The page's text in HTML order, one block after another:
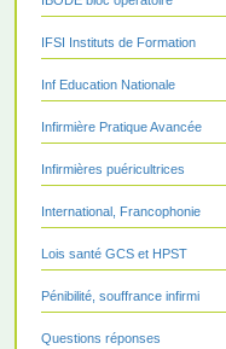
IFSI Instituts de Formation
Inf Education Nationale
Infirmière Pratique Avancée
Infirmières puéricultrices
International, Francophonie
Lois santé GCS et HPST
Pénibilité, souffrance infirmi
Questions réponses